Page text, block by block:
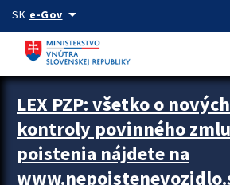
Preskocit na hlavný obsah
SK e-Govarrow_drop_down
Zastavit automatický posun upútavok
LEX PZP: všetko o
kontroly povinného
poistenia nájdete na